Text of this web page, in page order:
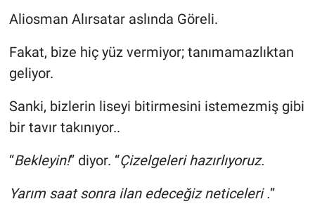
Aliosman Alırsatar aslında Göreli.
Fakat, bize hiç yüz vermiyor; tanımamazlıktan
geliyor.
Sanki, bizlerin liseyi bitirmesini istemezmiş gibi
bir tavır takınıyor..
“Bekleyin!” diyor. “Çizelgeleri hazırlıyoruz.
Yarım saat sonra ilan edeceğiz neticeleri .”
Niğde
Aksaray
Kırşehir
Yerel
Genel